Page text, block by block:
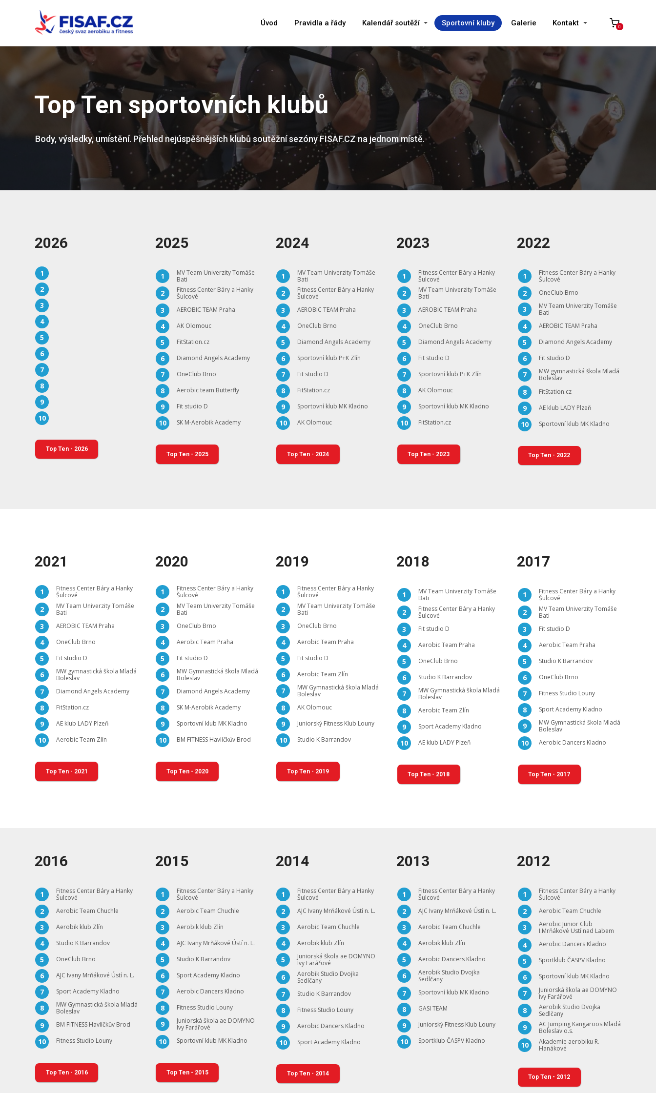
Úvod Pravidla a řády Kalendář soutěží Sportovní kluby Galerie Kontakt 0
Top Ten sportovních klubů
Body, výsledky, umístění. Přehled nejúspěšnějších klubů soutěžní sezóny FISAF.CZ na jednom místě.
2026
1
2
3
4
5
6
7
8
9
10
Top Ten - 2026
2025
1
MV Team Univerzity Tomáše
Bati
2
Fitness Center Báry a Hanky
Šulcové
3 AEROBIC TEAM Praha
4 AK Olomouc
5 FitStation.cz
6 Diamond Angels Academy
7 OneClub Brno
8 Aerobic team Butterfly
9 Fit studio D
10 SK M-Aerobik Academy
Top Ten - 2025
2024
1
MV Team Univerzity Tomáše
Bati
2
Fitness Center Báry a Hanky
Šulcové
3 AEROBIC TEAM Praha
4 OneClub Brno
5 Diamond Angels Academy
6 Sportovní klub P+K Zlín
7 Fit studio D
8 FitStation.cz
9 Sportovní klub MK Kladno
10 AK Olomouc
Top Ten - 2024
2023
1
Fitness Center Báry a Hanky
Šulcové
2
MV Team Univerzity Tomáše
Bati
3 AEROBIC TEAM Praha
4 OneClub Brno
5 Diamond Angels Academy
6 Fit studio D
7 Sportovní klub P+K Zlín
8 AK Olomouc
9 Sportovní klub MK Kladno
10 FitStation.cz
Top Ten - 2023
2022
1
Fitness Center Báry a Hanky
Šulcové
2 OneClub Brno
3
MV Team Univerzity Tomáše
Bati
4 AEROBIC TEAM Praha
5 Diamond Angels Academy
6 Fit studio D
7
MW gymnastická škola Mladá
Boleslav
8 FitStation.cz
9 AE klub LADY Plzeň
10 Sportovní klub MK Kladno
Top Ten - 2022
2021
1
Fitness Center Báry a Hanky
Šulcové
2
MV Team Univerzity Tomáše
Bati
3 AEROBIC TEAM Praha
4 OneClub Brno
5 Fit studio D
6
MW gymnastická škola Mladá
Boleslav
7 Diamond Angels Academy
8 FitStation.cz
9 AE klub LADY Plzeň
10 Aerobic Team Zlín
Top Ten - 2021
2020
1
Fitness Center Báry a Hanky
Šulcové
2
MV Team Univerzity Tomáše
Bati
3 OneClub Brno
4 Aerobic Team Praha
5 Fit studio D
6
MW Gymnastická škola Mladá
Boleslav
7 Diamond Angels Academy
8 SK M-Aerobik Academy
9 Sportovní klub MK Kladno
10 BM FITNESS Havlíčkův Brod
Top Ten - 2020
2019
1
Fitness Center Báry a Hanky
Šulcové
2
MV Team Univerzity Tomáše
Bati
3 OneClub Brno
4 Aerobic Team Praha
5 Fit studio D
6 Aerobic Team Zlín
7
MW Gymnastická škola Mladá
Boleslav
8 AK Olomouc
9 Juniorský Fitness Klub Louny
10 Studio K Barrandov
Top Ten - 2019
2018
1
MV Team Univerzity Tomáše
Bati
2
Fitness Center Báry a Hanky
Šulcové
3 Fit studio D
4 Aerobic Team Praha
5 OneClub Brno
6 Studio K Barrandov
7
MW Gymnastická škola Mladá
Boleslav
8 Aerobic Team Zlín
9 Sport Academy Kladno
10 AE klub LADY Plzeň
Top Ten - 2018
2017
1
Fitness Center Báry a Hanky
Šulcové
2
MV Team Univerzity Tomáše
Bati
3 Fit studio D
4 Aerobic Team Praha
5 Studio K Barrandov
6 OneClub Brno
7 Fitness Studio Louny
8 Sport Academy Kladno
9
MW Gymnastická škola Mladá
Boleslav
10 Aerobic Dancers Kladno
Top Ten - 2017
2016
1
Fitness Center Báry a Hanky
Šulcové
2 Aerobic Team Chuchle
3 Aerobik klub Zlín
4 Studio K Barrandov
5 OneClub Brno
6 AJC Ivany Mrňákové Ústí n. L.
7 Sport Academy Kladno
8
MW Gymnastická škola Mladá
Boleslav
9 BM FITNESS Havlíčkův Brod
10 Fitness Studio Louny
Top Ten - 2016
2015
1
Fitness Center Báry a Hanky
Šulcové
2 Aerobic Team Chuchle
3 Aerobik klub Zlín
4 AJC Ivany Mrňákové Ústí n. L.
5 Studio K Barrandov
6 Sport Academy Kladno
7 Aerobic Dancers Kladno
8 Fitness Studio Louny
9
Juniorská škola ae DOMYNO
Ivy Farářové
10 Sportovní klub MK Kladno
Top Ten - 2015
2014
1
Fitness Center Báry a Hanky
Šulcové
2 AJC Ivany Mrňákové Ústí n. L.
3 Aerobic Team Chuchle
4 Aerobik klub Zlín
5
Juniorská škola ae DOMYNO
Ivy Farářové
6
Aerobik Studio Dvojka
Sedlčany
7 Studio K Barrandov
8 Fitness Studio Louny
9 Aerobic Dancers Kladno
10 Sport Academy Kladno
Top Ten - 2014
2013
1
Fitness Center Báry a Hanky
Šulcové
2 AJC Ivany Mrňákové Ústí n. L.
3 Aerobic Team Chuchle
4 Aerobik klub Zlín
5 Aerobic Dancers Kladno
6
Aerobik Studio Dvojka
Sedlčany
7 Sportovní klub MK Kladno
8 GASI TEAM
9 Juniorský Fitness Klub Louny
10 Sportklub ČASPV Kladno
2012
1
Fitness Center Báry a Hanky
Šulcové
2 Aerobic Team Chuchle
3
Aerobic Junior Club
I.Mrňákové Ustí nad Labem
4 Aerobic Dancers Kladno
5 Sportklub ČASPV Kladno
6 Sportovní klub MK Kladno
7
Juniorská škola ae DOMYNO
Ivy Farářové
8
Aerobik Studio Dvojka
Sedlčany
9
AC Jumping Kangaroos Mladá
Boleslav o.s.
10
Akademie aerobiku R.
Hanákové
Top Ten - 2012